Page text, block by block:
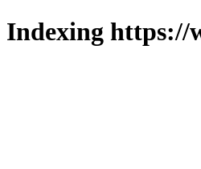
Indexing https://